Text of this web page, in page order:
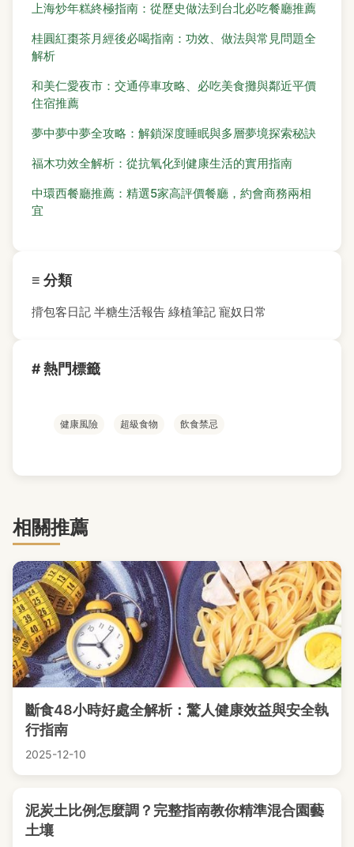
上海炒年糕終極指南：從歷史做法到台北必吃餐廳推薦
桂圓紅棗茶月經後必喝指南：功效、做法與常見問題全
解析
和美仁愛夜市：交通停車攻略、必吃美食攤與鄰近平價
住宿推薦
夢中夢中夢全攻略：解鎖深度睡眠與多層夢境探索秘訣
福木功效全解析：從抗氧化到健康生活的實用指南
中環西餐廳推薦：精選5家高評價餐廳，約會商務兩相
宜
≡ 分類
揹包客日記 半糖生活報告 綠植筆記 寵奴日常
# 熱門標籤
健康風險 超級食物 飲食禁忌
相關推薦
斷食48小時好處全解析：驚人健康效益與安全執
行指南
2025-12-10
泥炭土比例怎麼調？完整指南教你精準混合園藝
土壤